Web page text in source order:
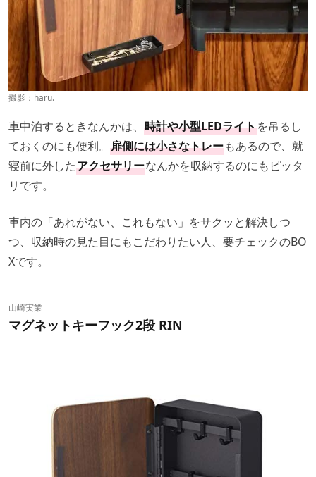
撮影：haru.
車中泊するときなんかは、 時計や小型LEDライトを吊るし
ておくのにも便利。 扉側には小さなトレーもあるので、就
寝前に外したアクセサリーなんかを収納するのにもピッタ
リです。
車内の「あれがない、これもない」をサクッと解決しつ
つ、収納時の見た目にもこだわりたい人、要チェックのBO
Xです。
山崎実業
マグネットキーフック2段 RIN